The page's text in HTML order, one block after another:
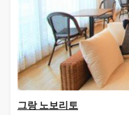
그랑 노보리토